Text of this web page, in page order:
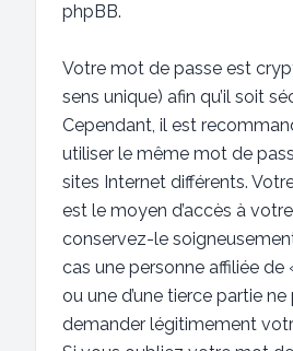
phpBB.
Votre mot de passe est
sens unique) afin qu’il soit
Cependant, il est
utiliser le même mot de
sites Internet différents.
est le moyen d’accès à
conservez-le
cas une personne affiliée de
ou une d’une tierce partie
demander légitimement